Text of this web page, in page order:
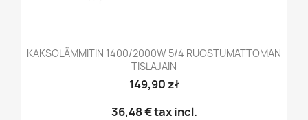
KAKSOLÄMMITIN 1400/2000W 5/4 RUOSTUMATTOMAN
TISLAJAIN
149,90 zł
36,48 €tax incl.